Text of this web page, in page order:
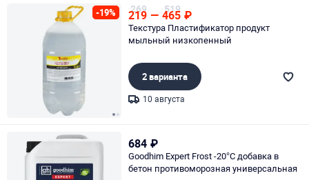
-19% 269
219 — 519
465 ₽
Текстура Пластификатор продукт
мыльный низкопенный
2 варианта
10 августа
684 ₽
Goodhim Expert Frost -20°C добавка в
бетон противоморозная универсальная